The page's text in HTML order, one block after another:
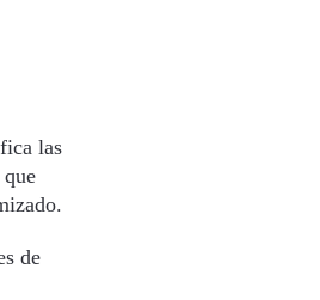
las
de